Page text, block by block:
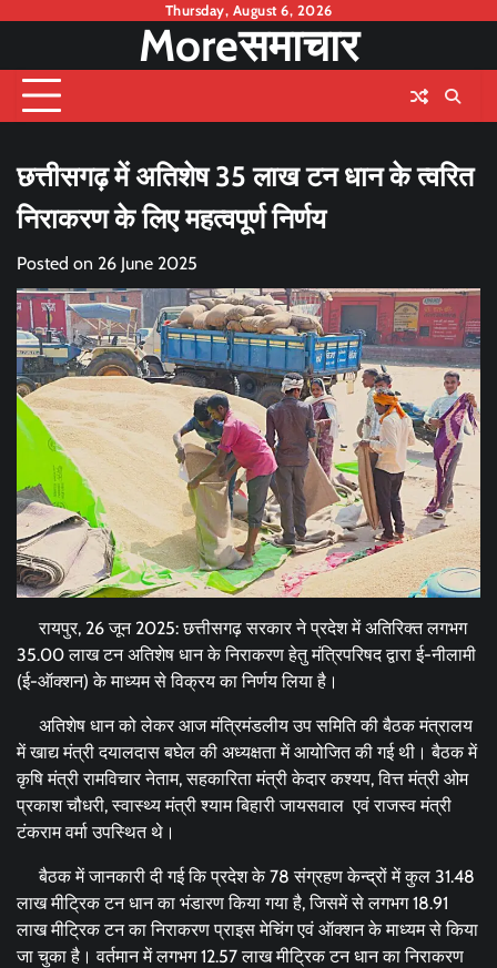
content
Thursday, August 6, 2026
Moreसमाचार
छत्तीसगढ़ में अतिशेष 35 लाख टन धान के त्वरित
निराकरण के लिए महत्वपूर्ण निर्णय
Posted on 26 June 2025
रायपुर, 26 जून 2025: छत्तीसगढ़ सरकार ने प्रदेश में अतिरिक्त लगभग
35.00 लाख टन अतिशेष धान के निराकरण हेतु मंत्रिपरिषद द्वारा ई-नीलामी
(ई-ऑक्शन) के माध्यम से विक्रय का निर्णय लिया है।
अतिशेष धान को लेकर आज मंत्रिमंडलीय उप समिति की बैठक मंत्रालय
में खाद्य मंत्री दयालदास बघेल की अध्यक्षता में आयोजित की गई थी। बैठक में
कृषि मंत्री रामविचार नेताम, सहकारिता मंत्री केदार कश्यप, वित्त मंत्री ओम
प्रकाश चौधरी, स्वास्थ्य मंत्री श्याम बिहारी जायसवाल एवं राजस्व मंत्री
टंकराम वर्मा उपस्थित थे।
बैठक में जानकारी दी गई कि प्रदेश के 78 संग्रहण केन्द्रों में कुल 31.48
लाख मीट्रिक टन धान का भंडारण किया गया है, जिसमें से लगभग 18.91
लाख मीट्रिक टन का निराकरण प्राइस मेचिंग एवं ऑक्शन के माध्यम से किया
जा चुका है। वर्तमान में लगभग 12.57 लाख मीट्रिक टन धान का निराकरण